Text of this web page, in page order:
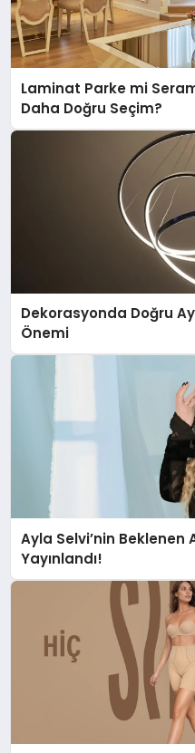
Laminat Parke mi
Daha Doğru Seçim?
Dekorasyonda Doğru
Önemi
Ayla Selvi’nin Beklenen
Yayınlandı!